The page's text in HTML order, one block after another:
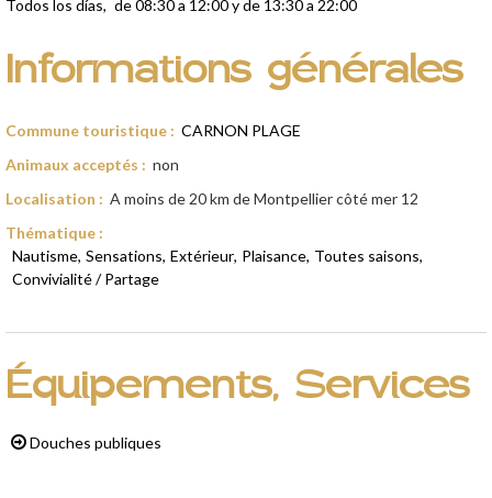
Todos los días de 08:30 a 12:00 y de 13:30 a 22:00
Informations générales
Commune touristique : CARNON PLAGE
Animaux acceptés : non
Localisation : A moins de 20 km de Montpellier côté mer 12
Thématique :
Nautisme Sensations Extérieur Plaisance Toutes saisons
Convivialité / Partage
Équipements, Services
Douches publiques